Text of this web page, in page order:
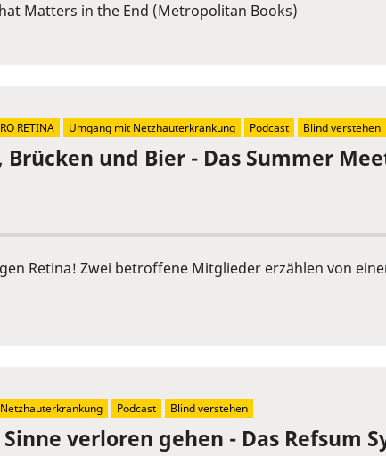
Matters in the End (Metropolitan Books)
und Bier - Das Summer
Retina! Zwei betroffene Mitglieder erzählen von
RETINA Umgang mit Netzhauterkrankung Podcast Blind verstehen
verloren gehen - Das Refsum
Podcast Blind verstehen